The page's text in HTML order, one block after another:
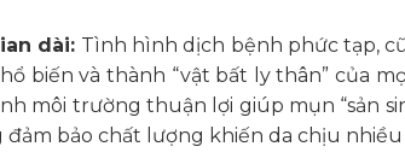
dài: Tình hình dịch bệnh phức tạp,
biến và thành “vật bất ly thân” của
môi trường thuận lợi giúp mụn “sản
bảo chất lượng khiến da chịu